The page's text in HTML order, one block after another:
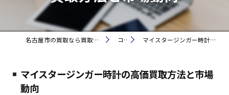
名古屋市の買取なら買取大吉 ミュープラット神宮前 コラム マイスタージンガー時計の高価買取方法と市場動向
マイスタージンガー時計の高価買取方法と市場
動向